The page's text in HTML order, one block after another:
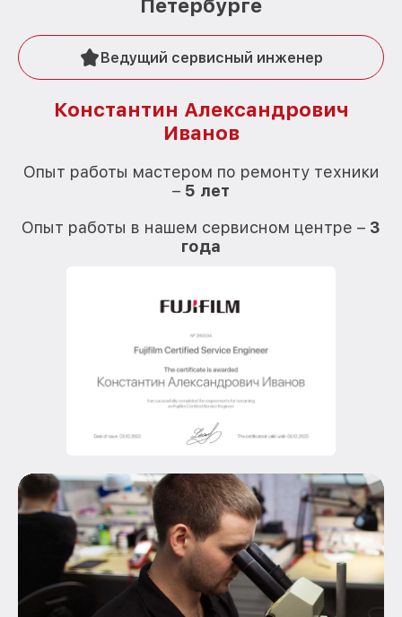
Петербурге
Ведущий сервисный инженер
Константин Александрович
Иванов
Опыт работы мастером по ремонту техники
– 5 лет
Опыт работы в нашем сервисном центре – 3
года